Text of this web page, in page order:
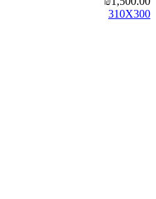
310X300